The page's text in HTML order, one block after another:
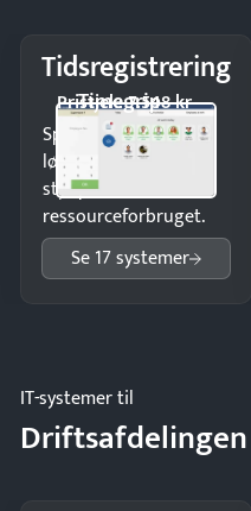
Tidsregistrering
Timegrip
Pristjek: 7.548 kr
Spar tid på
lønberegning og få
styr på
ressourceforbruget.
Se 17 systemer
IT-systemer til
Driftsafdelingen